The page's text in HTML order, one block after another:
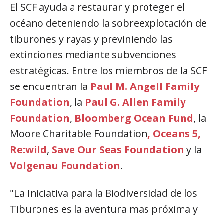
El SCF ayuda a restaurar y proteger el
océano deteniendo la sobreexplotación de
tiburones y rayas y previniendo las
extinciones mediante subvenciones
estratégicas. Entre los miembros de la SCF
se encuentran la Paul M. Angell Family
Foundation, la Paul G. Allen Family
Foundation, Bloomberg Ocean Fund, la
Moore Charitable Foundation, Oceans 5,
Re:wild, Save Our Seas Foundation y la
Volgenau Foundation.
"La Iniciativa para la Biodiversidad de los
Tiburones es la aventura mas próxima y